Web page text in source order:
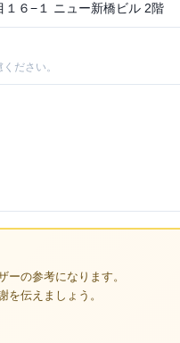
６−１ ニュー新橋ビル 2階
ださい。
の参考になります。
伝えましょう。